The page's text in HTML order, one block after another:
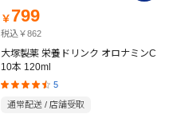
￥ 799
税込￥862
大塚製薬 栄養ドリンク オロナミンC
10本 120ml
5
通常配送 / 店舗受取